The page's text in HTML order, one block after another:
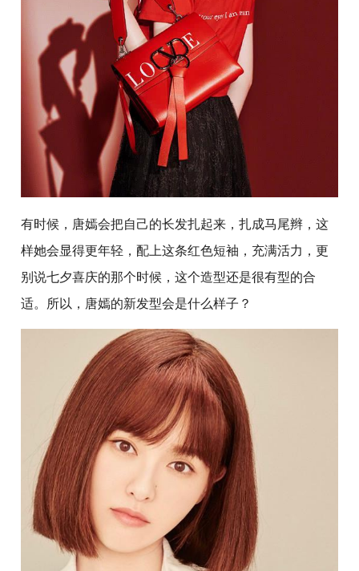
有时候，唐嫣会把自己的长发扎起来，扎成马尾辫，这
样她会显得更年轻，配上这条红色短袖，充满活力，更
别说七夕喜庆的那个时候，这个造型还是很有型的合
适。所以，唐嫣的新发型会是什么样子？